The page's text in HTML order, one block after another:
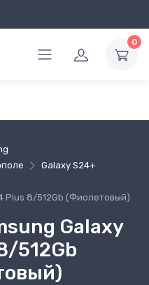
0
Galaxy S24+
Plus 8/512Gb (Фиолетовый)
Galaxy
512Gb